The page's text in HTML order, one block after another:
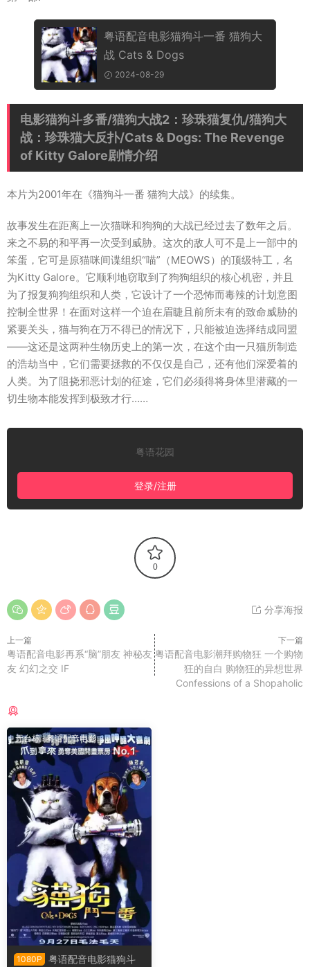
粤语配音电影猫狗斗一番 猫狗大
战 Cats & Dogs
2024-08-29
电影猫狗斗多番/猫狗大战2：珍珠猫复仇/猫狗大
战：珍珠猫大反扑/Cats & Dogs: The Revenge
of Kitty Galore剧情介绍
本片为2001年在《猫狗斗一番 猫狗大战》的续集。
故事发生在距离上一次猫咪和狗狗的大战已经过去了数年之后。
来之不易的和平再一次受到威胁。这次的敌人可不是上一部中的
笨蛋，它可是原猫咪间谍组织“喵”（MEOWS）的顶级特工，名
为Kitty Galore。它顺利地窃取到了狗狗组织的核心机密，并且
为了报复狗狗组织和人类，它设计了一个恐怖而毒辣的计划意图
控制全世界！在面对这样一个迫在眉睫且前所未有的致命威胁的
紧要关头，猫与狗在万不得已的情况下，只能被迫选择结成同盟
——这还是这两种生物历史上的第一次，在这个由一只猫所制造
的浩劫当中，它们需要拯救的不仅仅是自己，还有他们深爱着的
人类。为了阻挠邪恶计划的征途，它们必须得将身体里潜藏的一
切生物本能发挥到极致才行……
粤语花园
登录/注册
0
分享海报
上一篇
粤语配音电影再系“脑”朋友 神秘友
友 幻幻之交 IF
下一篇
粤语配音电影潮拜购物狂 一个购物
狂的自白 购物狂的异想世界
Confessions of a Shopaholic
无台标·粤语配音电影
1080P 粤语配音电影猫狗斗